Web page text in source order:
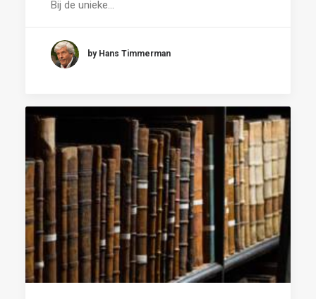
Bij de unieke…
by Hans Timmerman